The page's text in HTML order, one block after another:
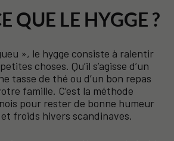
QUE LE HYGGE ?
», le hygge consiste à ralentir
choses. Qu’il s’agisse d’un
tasse de thé ou d’un bon repas
famille. C’est la méthode
pour rester de bonne humeur
froids hivers scandinaves.